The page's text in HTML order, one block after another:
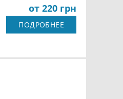
от 220 грн
ПОДРОБНЕЕ